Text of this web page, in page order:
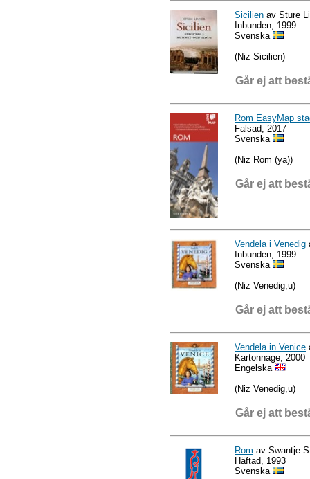
Sicilien av Sture
Inbunden, 1999
Svenska
(Niz Sicilien)
Går ej att
Rom EasyMap
Falsad, 2017
Svenska
(Niz Rom (ya))
Går ej att
Vendela i Venedig
Inbunden, 1999
Svenska
(Niz Venedig,u)
Går ej att
Vendela in Venice
Kartonnage, 2000
Engelska
(Niz Venedig,u)
Går ej att
Rom av Swantje
Häftad, 1993
Svenska